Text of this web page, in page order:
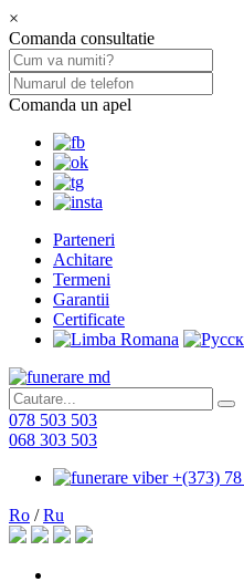
×
Comanda consultatie
Comanda un apel
Parteneri
Achitare
Termeni
Garantii
Certificate
078 503 503
068 303 503
+(373)
Ro /Ru